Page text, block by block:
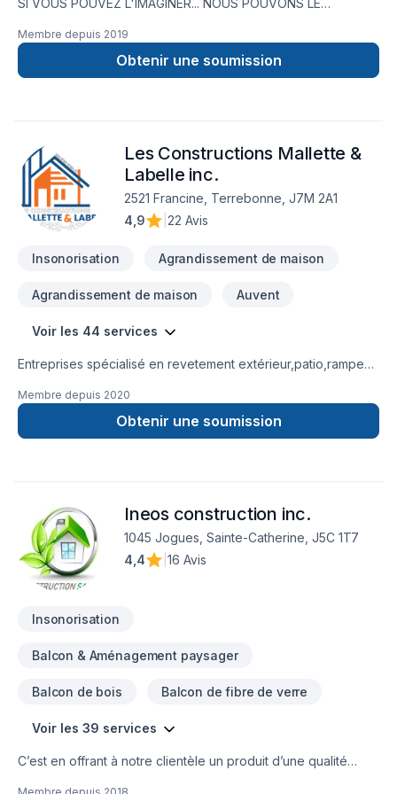
SI VOUS POUVEZ L'IMAGINER... NOUS POUVONS LE
plus de 30 ans. Forts de cette expérience nous pouvons
vous aider à mener à bien vos projets.Voyez certaines de
nos réalisations au www.leblond.pro .Au plaisir de vous
Membre depuis 2019
Obtenir une soumission
Les Constructions Mallette &
Labelle inc.
2521 Francine, Terrebonne, J7M 2A1
4,9
22 Avis
Insonorisation Agrandissement de maison
Agrandissement de maison Auvent
Voir les 44 services
Entreprises spécialisé en revetement extérieur,patio,rampe
Membre depuis 2020
Obtenir une soumission
Ineos construction inc.
1045 Jogues, Sainte-Catherine, J5C 1T7
4,4
16 Avis
Insonorisation
Balcon & Aménagement paysager
Balcon de bois Balcon de fibre de verre
Voir les 39 services
C’est en offrant à notre clientèle un produit d’une qualité